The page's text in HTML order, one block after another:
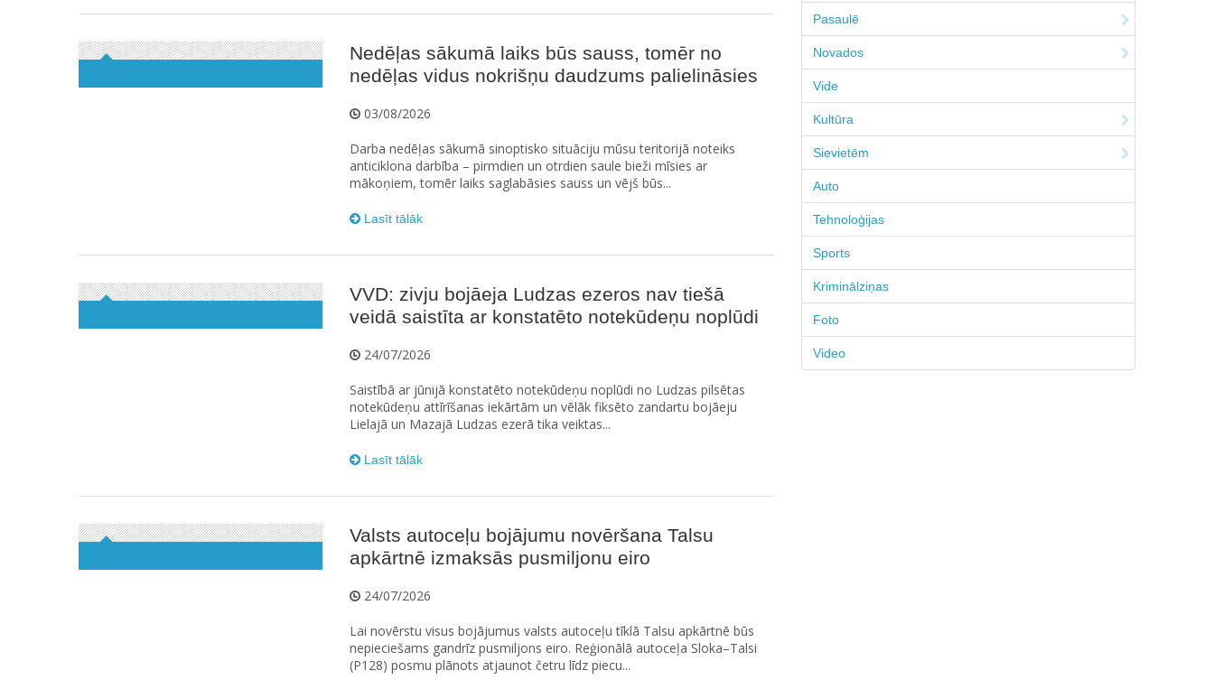
Nedēļas sākumā laiks būs sauss, tomēr no
nedēļas vidus nokrišņu daudzums palielināsies
03/08/2026
Darba nedēļas sākumā sinoptisko situāciju mūsu teritorijā noteiks
anticiklona darbība – pirmdien un otrdien saule bieži mīsies ar
mākoņiem, tomēr laiks saglabāsies sauss un vējš būs...
Lasīt tālāk
VVD: zivju bojāeja Ludzas ezeros nav tiešā
veidā saistīta ar konstatēto notekūdeņu noplūdi
24/07/2026
Saistībā ar jūnijā konstatēto notekūdeņu noplūdi no Ludzas pilsētas
notekūdeņu attīrīšanas iekārtām un vēlāk fiksēto zandartu bojāeju
Lielajā un Mazajā Ludzas ezerā tika veiktas...
Lasīt tālāk
Valsts autoceļu bojājumu novēršana Talsu
apkārtnē izmaksās pusmiljonu eiro
24/07/2026
Lai novērstu visus bojājumus valsts autoceļu tīklā Talsu apkārtnē būs
nepieciešams gandrīz pusmiljons eiro. Reģionālā autoceļa Sloka–Talsi
(P128) posmu plānots atjaunot četru līdz piecu...
Pasaulē
Novados
Vide
Kultūra
Sievietēm
Auto
Tehnoloģijas
Sports
Kriminālziņas
Foto
Video